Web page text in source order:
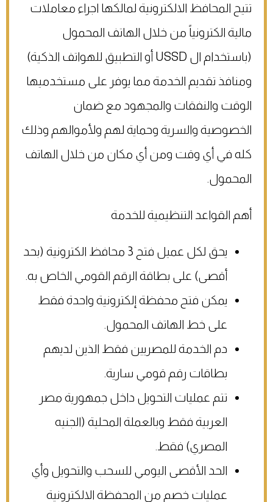
تتيح المحافظ الالكترونية لمالكها اجراء معاملات
مالية الكترونياً من خلال الهاتف المحمول
(باستخدام ال USSD أو التطبيق للهواتف الذكية)
ومنافذ تقديم الخدمة مما يوفر على مستخدميها
الوقت والنفقات والمجهود مع ضمان
الخصوصية والسرية وحماية لهم ولأموالهم وذلك
كله في أي وقت ومن أي مكان من خلال الهاتف
المحمول.
أهم القواعد التنظيمية للخدمة
يحق لكل عميل فتح 3 محافظ الكترونية (بحد
أقصى) على بطاقة الرقم القومي الخاص به.
يمكن فتح محفظة إلكترونية واحدة فقط
على خط الهاتف المحمول.
دم الخدمة للمصريين فقط الذين لديهم
بطاقات رقم قومي سارية.
تتم عمليات التحويل داخل جمهورية مصر
العربية فقط وبالعملة المحلية (الجنيه
المصري) فقط.
الحد الأقصى اليومي للسحب والتحويل وأي
عمليات خصم من المحفظة الالكترونية